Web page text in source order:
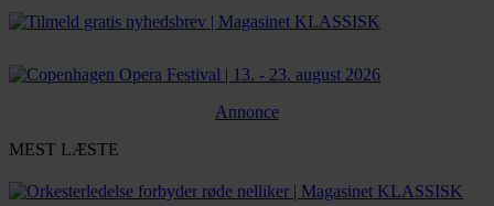
Annonce
MEST LÆSTE